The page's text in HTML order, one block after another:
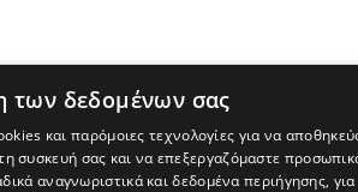
των δεδομένων σας
και παρόμοιες τεχνολογίες για να
συσκευή σας και να επεξεργαζόμαστε
αναγνωριστικά και δεδομένα περιήγησης, για